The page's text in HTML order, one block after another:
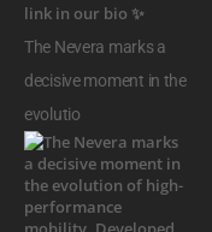
The Nevera marks a
decisive moment in the
evolutio